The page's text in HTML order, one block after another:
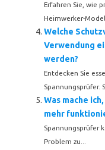
Erfahren Sie, wie
Heimwerker-
Welche
Verwendung
werden?
Entdecken Sie
Spannungsprüfer.
Was mache
mehr
Spannungsprüfer
Problem zu...